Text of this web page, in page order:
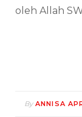
oleh Allah
By ANNISA